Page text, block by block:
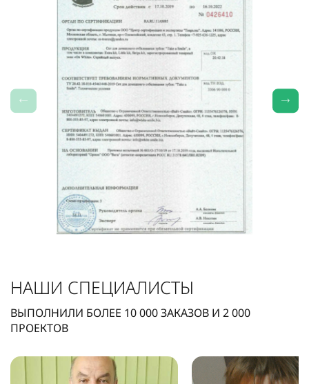
НАШИ СПЕЦИАЛИСТЫ
ВЫПОЛНИЛИ БОЛЕЕ 10 000ЗАКАЗОВ И 2 000
ПРОЕКТОВ